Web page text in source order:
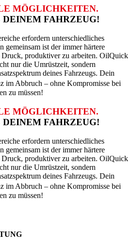
MÖGLICHKEITEN.
FAHRZEUG!
erfordern unterschiedliches
gemeinsam ist der immer härtere
produktiver zu arbeiten. OilQuick
nur die Umrüstzeit, sondern
deines Fahrzeugs. Dein
im Abbruch – ohne Kompromisse bei
zu müssen!
MÖGLICHKEITEN.
FAHRZEUG!
erfordern unterschiedliches
gemeinsam ist der immer härtere
produktiver zu arbeiten. OilQuick
nur die Umrüstzeit, sondern
deines Fahrzeugs. Dein
im Abbruch – ohne Kompromisse bei
zu müssen!